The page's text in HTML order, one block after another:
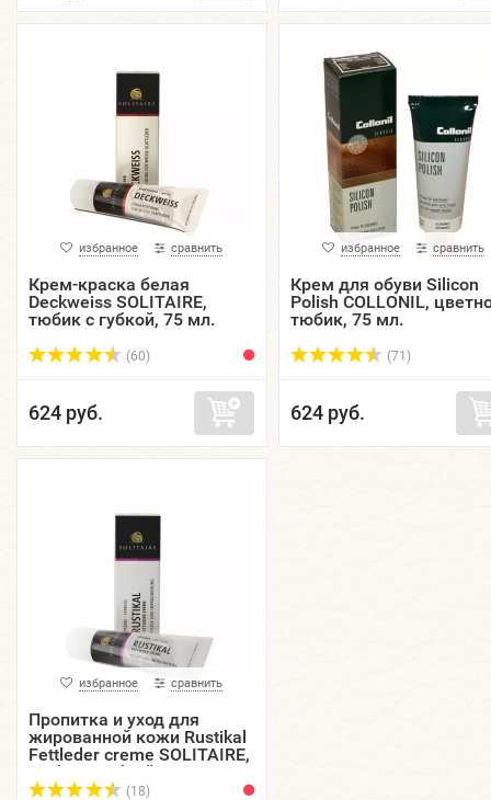
избранное сравнить
Крем-краска белая
Deckweiss SOLITAIRE,
тюбик с губкой, 75 мл.
(60)
624 руб.
избранное сравнить
Крем для обуви Silicon
Polish COLLONIL,
тюбик, 75 мл.
(71)
624 руб.
избранное сравнить
Пропитка и уход для
жированной кожи Rustikal
Fettleder creme SOLITAIRE,
тюбик с губкой, 75 мл.
(18)